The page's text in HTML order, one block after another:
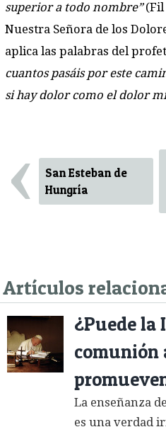
superior a todo nombre”(Fil
Nuestra Señora de los
aplica las palabras del
cuantos pasáis por este
si hay dolor como el dolor
‹
San Esteban de
Hungría
Artículos
¿Puede la
comunión
La enseñanza
es una verdad